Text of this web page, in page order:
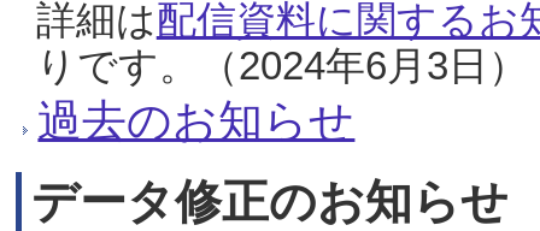
詳細は配信資料に関するお
りです。（2024年6月3日）
過去のお知らせ
データ修正のお知らせ